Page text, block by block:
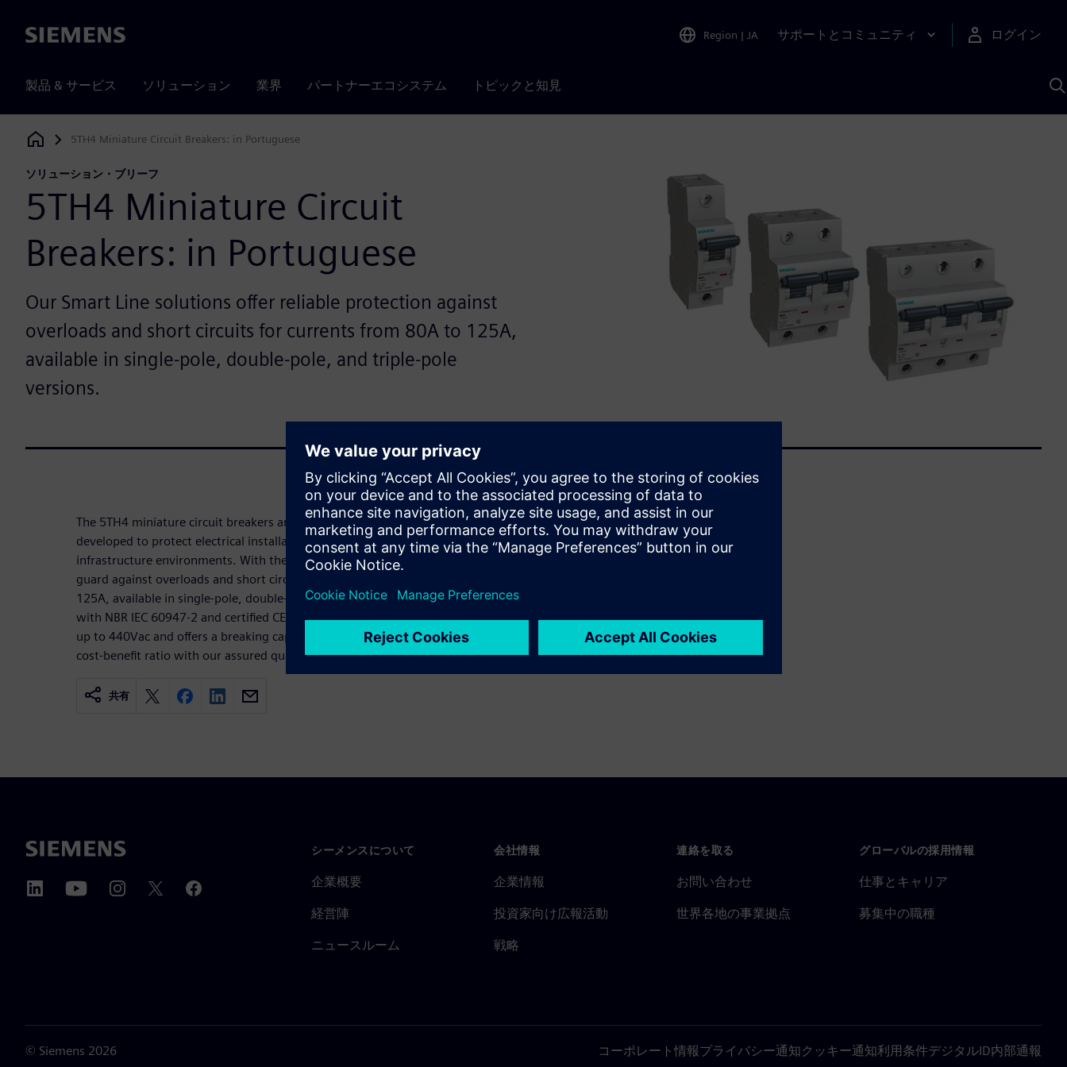
Siemens Region | JA サポートとコミュニティ ログイン
製品 & サービス ソリューション 業界 パートナーエコシステム トピックと知見
Siemens Digital Industries Software
5TH4 Miniature Circuit Breakers: in Portuguese
ソリューション・ブリーフ
5TH4 Miniature Circuit
Breakers: in Portuguese
Our Smart Line solutions offer reliable protection against
overloads and short circuits for currents from 80A to 125A,
available in single-pole, double-pole, and triple-pole
versions.
The 5TH4 miniature circuit breakers are part of our Smart Line portfolio,
developed to protect electrical installations in residential, commercial, and
infrastructure environments. With thermomagnetic protection, our solutions
guard against overloads and short circuits across rated currents from 80A to
125A, available in single-pole, double-pole, and triple-pole versions. Compliant
with NBR IEC 60947-2 and certified CE and RoHS, the 5TH4 operates at voltages
up to 440Vac and offers a breaking capacity of up to 10kA, combining the best
cost-benefit ratio with our assured quality.
共有
シーメンスについて
企業概要
経営陣
ニュースルーム
会社情報
企業情報
投資家向け広報活動
戦略
連絡を取る
お問い合わせ
世界各地の事業拠点
グローバルの採用情報
仕事とキャリア
募集中の職種
© Siemens 2026 コーポレート情報プライバシー通知クッキー通知利用条件デジタルID内部通報